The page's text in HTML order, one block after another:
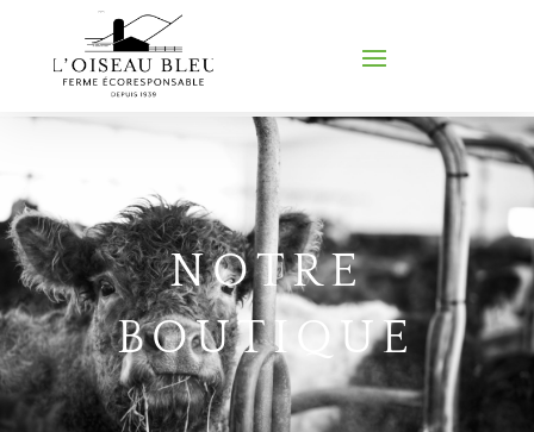
NOTRE
BOUTIQUE